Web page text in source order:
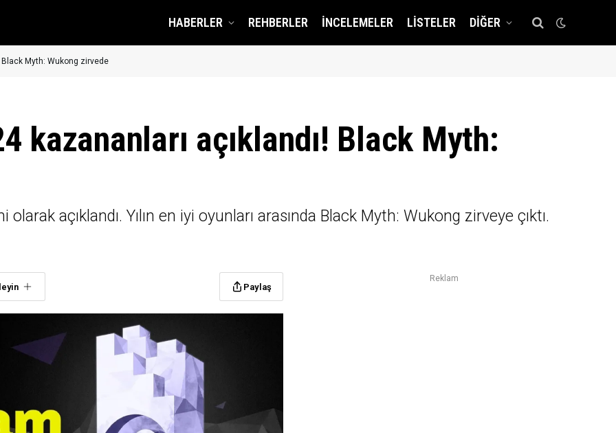
HABERLER REHBERLER İNCELEMELER LISTELER DIĞER
Black Myth: Wukong zirvede
kazananları açıklandı! Black Myth:
açıklandı. Yılın en iyi oyunları arasında Black Myth: Wukong zirveye çıktı.
Paylaş
Reklam